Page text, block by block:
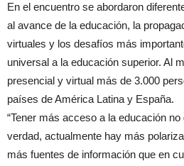
En el encuentro se abordaron
al avance de la educación, la
virtuales y los desafíos más
universal a la educación superior. Al
presencial y virtual más de 3.000
países de América Latina y España.
“Tener más acceso a la educación
verdad, actualmente hay más
más fuentes de información que en